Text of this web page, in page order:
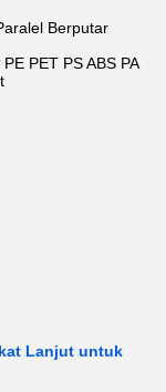
Berputar
PET PS ABS PA
Lanjut untuk